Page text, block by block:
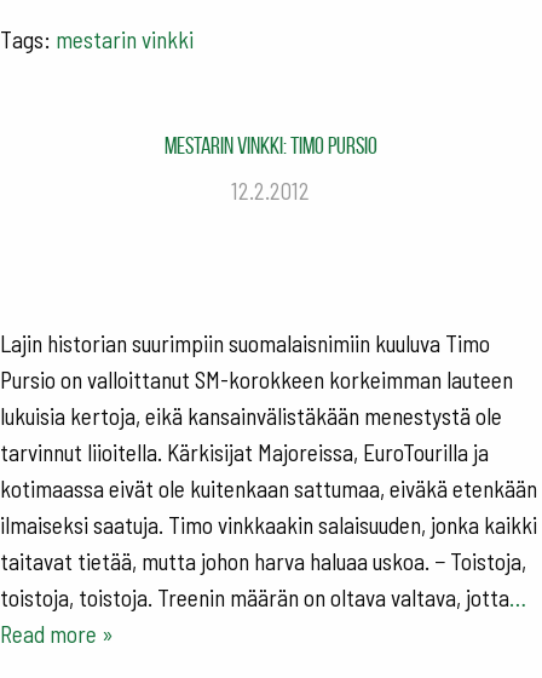
Tags: mestarin vinkki
Mestarin vinkki: Timo Pursio
12.2.2012
Lajin historian suurimpiin suomalaisnimiin kuuluva Timo
Pursio on valloittanut SM-korokkeen korkeimman lauteen
lukuisia kertoja, eikä kansainvälistäkään menestystä ole
tarvinnut liioitella. Kärkisijat Majoreissa, EuroTourilla ja
kotimaassa eivät ole kuitenkaan sattumaa, eiväkä etenkään
ilmaiseksi saatuja. Timo vinkkaakin salaisuuden, jonka kaikki
taitavat tietää, mutta johon harva haluaa uskoa. − Toistoja,
toistoja, toistoja. Treenin määrän on oltava valtava, jotta…
Read more »